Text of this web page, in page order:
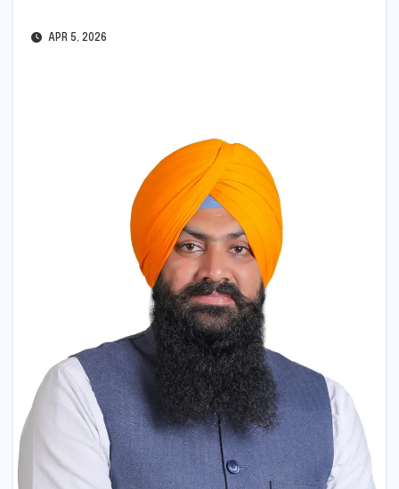
APR 5, 2026